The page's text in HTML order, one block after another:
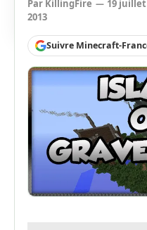
Par KillingFire 19 juillet
2013
Suivre Minecraft-